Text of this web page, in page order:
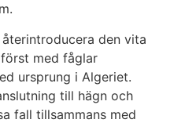
den vita
med fåglar
ursprung i Algeriet.
till hägn och
fall tillsammans med